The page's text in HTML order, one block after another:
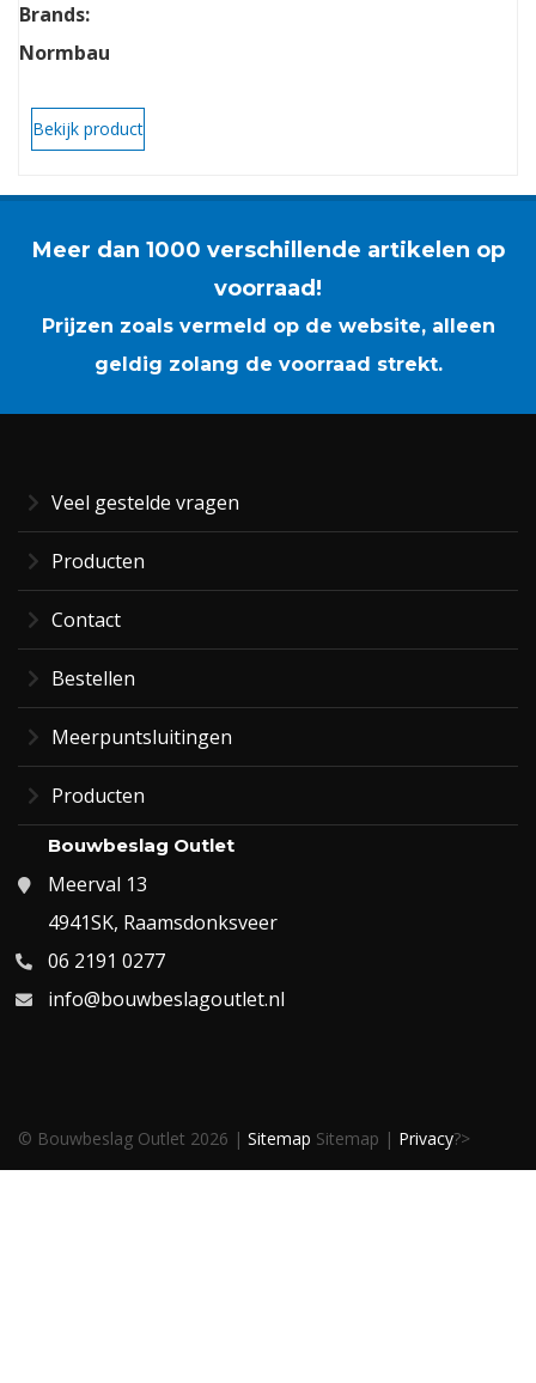
(deurbeslag) (greep) (hang en sluitwerk)
Brands:
Normbau
Bekijk product
Meer dan 1000 verschillende artikelen op
voorraad!
Prijzen zoals vermeld op de website, alleen
geldig zolang de voorraad strekt.
Veel gestelde vragen
Producten
Contact
Bestellen
Meerpuntsluitingen
Producten
Bouwbeslag Outlet
Meerval 13
4941SK, Raamsdonksveer
06 2191 0277
info@bouwbeslagoutlet.nl
© Bouwbeslag Outlet 2026 | Sitemap Sitemap | Privacy?>